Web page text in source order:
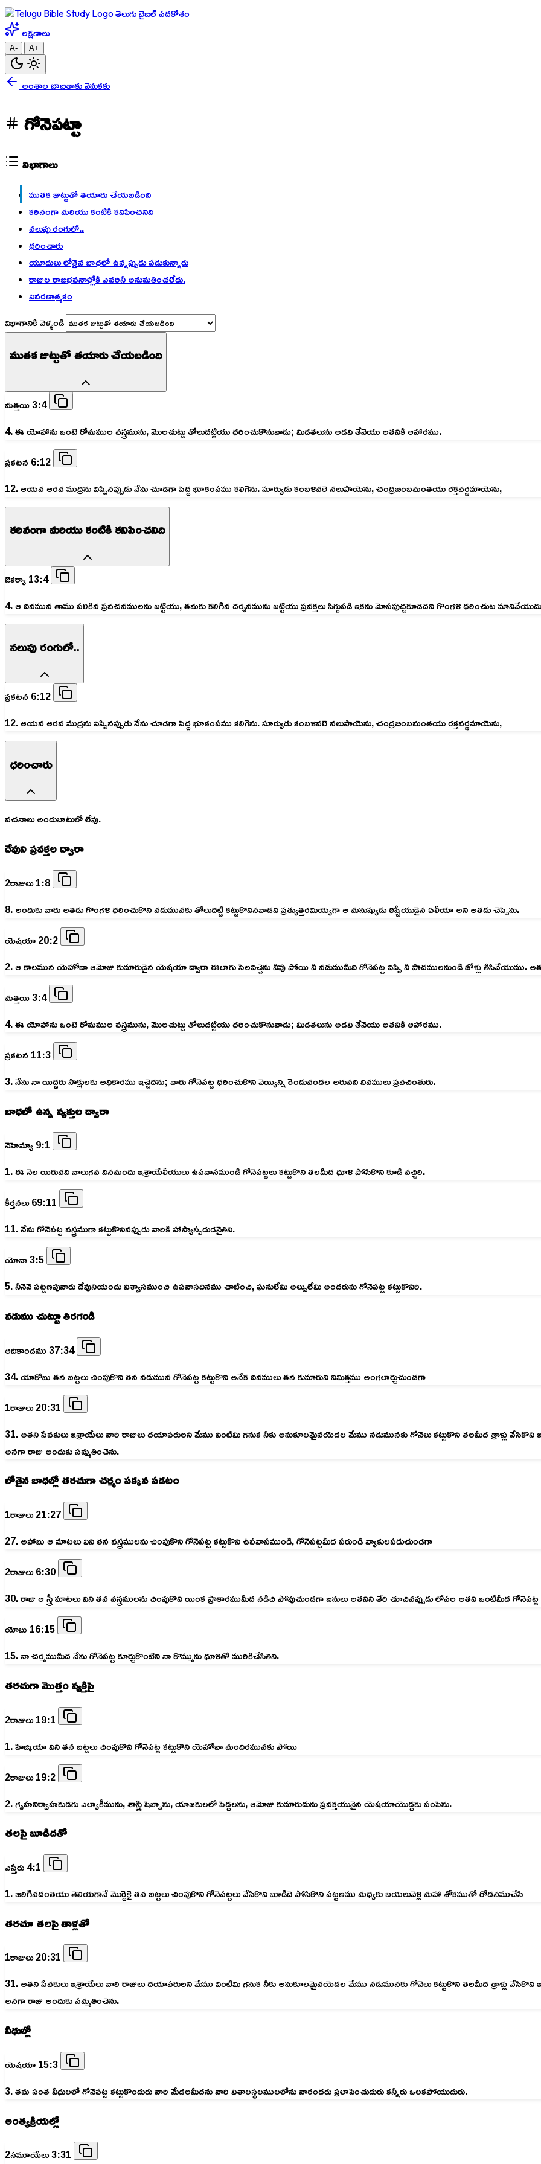
తెలుగు బైబిల్ పదకోశం
లక్షణాలు
A- A+
అంశాల జాబితాకు వెనుకకు
గోనెపట్టా
విభాగాలు
ముతక జుట్టుతో తయారు చేయబడింది
కఠినంగా మరియు కంటికి కనిపించనిది
నలుపు రంగులో..
ధరించారు
యూదులు లోతైన బాధలో ఉన్నప్పుడు పడుకున్నారు
రాజుల రాజభవనాల్లోకి ఎవరినీ అనుమతించలేదు.
వివరణాత్మకం
విభాగానికి వెళ్ళండి
ముతక జుట్టుతో తయారు చేయబడింది
మత్తయి 3:4
4. ఈ యోహాను ఒంటె రోమముల వస్త్రమును, మొలచుట్టు తోలుదట్టియు ధరించుకొనువాడు; మిడతలును అడవి తేనెయు అతనికి ఆహారము.
ప్రకటన 6:12
12. ఆయన ఆరవ ముద్రను విప్పినప్పుడు నేను చూడగా పెద్ద భూకంపము కలిగెను. సూర్యుడు కంబళివలె నలుపాయెను, చంద్రబింబమంతయు రక్తవర్ణమాయెను,
కఠినంగా మరియు కంటికి కనిపించనిది
జెకర్యా 13:4
4. ఆ దినమున తాము పలికిన ప్రవచనములను బట్టియు, తమకు కలిగిన దర్శనమును బట్టియు ప్రవక్తలు సిగ్గుపడి ఇకను మోసపుచ్చకూడదని గొంగళి ధరించుట
నలుపు రంగులో..
ప్రకటన 6:12
12. ఆయన ఆరవ ముద్రను విప్పినప్పుడు నేను చూడగా పెద్ద భూకంపము కలిగెను. సూర్యుడు కంబళివలె నలుపాయెను, చంద్రబింబమంతయు రక్తవర్ణమాయెను,
ధరించారు
వచనాలు అందుబాటులో లేవు.
దేవుని ప్రవక్తల ద్వారా
2రాజులు 1:8
8. అందుకు వారు అతడు గొంగళి ధరించుకొని నడుమునకు తోలుదట్టి కట్టుకొనినవాడని ప్రత్యుత్తరమియ్యగా ఆ మనుష్యుడు తిష్బీయుడైన ఏలీయా అని అతడు చెప్పెను.
యెషయా 20:2
2. ఆ కాలమున యెహోవా ఆమోజు కుమారుడైన యెషయా ద్వారా ఈలాగు సెలవిచ్చెను నీవు పోయి నీ నడుముమీది గోనెపట్ట విప్పి నీ పాదములనుండి జోళ్లు తీసివేయుము.
మత్తయి 3:4
4. ఈ యోహాను ఒంటె రోమముల వస్త్రమును, మొలచుట్టు తోలుదట్టియు ధరించుకొనువాడు; మిడతలును అడవి తేనెయు అతనికి ఆహారము.
ప్రకటన 11:3
3. నేను నా యిద్దరు సాక్షులకు అధికారము ఇచ్చెదను; వారు గోనెపట్ట ధరించుకొని వెయ్యిన్ని రెండువందల అరువది దినములు ప్రవచింతురు.
బాధలో ఉన్న వ్యక్తుల ద్వారా
నెహెమ్యా 9:1
1. ఈ నెల యిరువది నాలుగవ దినమందు ఇశ్రాయేలీయులు ఉపవాసముండి గోనెపట్టలు కట్టుకొని తలమీద ధూళి పోసికొని కూడి వచ్చిరి.
కీర్తనలు 69:11
11. నేను గోనెపట్ట వస్త్రముగా కట్టుకొనినప్పుడు వారికి హాస్యాస్పదుడనైతిని.
యోనా 3:5
5. నీనెవె పట్టణపువారు దేవునియందు విశ్వాసముంచి ఉపవాసదినము చాటించి, ఘనులేమి అల్పులేమి అందరును గోనెపట్ట కట్టుకొనిరి.
నడుము చుట్టూ తిరగండి
ఆదికాండము 37:34
34. యాకోబు తన బట్టలు చింపుకొని తన నడుమున గోనెపట్ట కట్టుకొని అనేక దినములు తన కుమారుని నిమిత్తము అంగలార్చుచుండగా
1రాజులు 20:31
31. అతని సేవకులు ఇశ్రాయేలు వారి రాజులు దయాపరులని మేము వింటిమి గనుక నీకు అనుకూలమైనయెడల మేము నడుమునకు గోనెలు కట్టుకొని తలమీద త్రాళ్లు వేసికొని
అనగా రాజు అందుకు సమ్మతించెను.
లోతైన బాధల్లో తరచుగా చర్మం పక్కన పడటం
1రాజులు 21:27
27. అహాబు ఆ మాటలు విని తన వస్త్రములను చింపుకొని గోనెపట్ట కట్టుకొని ఉపవాసముండి, గోనెపట్టమీద పరుండి వ్యాకులపడుచుండగా
2రాజులు 6:30
30. రాజు ఆ స్త్రీ మాటలు విని తన వస్త్రములను చింపుకొని యింక ప్రాకారముమీద నడిచి పోవుచుండగా జనులు అతనిని తేరి చూచినప్పుడు లోపల అతని ఒంటిమీద గోనెపట్ట
యోబు 16:15
15. నా చర్మముమీద నేను గోనెపట్ట కూర్చుకొంటిని నా కొమ్మును ధూళితో మురికిచేసితిని.
తరచుగా మొత్తం వ్యక్తిపై
2రాజులు 19:1
1. హిజ్కియా విని తన బట్టలు చింపుకొని గోనెపట్ట కట్టుకొని యెహోవా మందిరమునకు పోయి
2రాజులు 19:2
2. గృహనిర్వాహకుడగు ఎల్యాకీమును, శాస్త్రి షెబ్నాను, యాజకులలో పెద్దలను, ఆమోజు కుమారుడును ప్రవక్తయునైన యెషయాయొద్దకు పంపెను.
తలపై బూడిదతో
ఎస్తేరు 4:1
1. జరిగినదంతయు తెలియగానే మొర్దెకై తన బట్టలు చింపుకొని గోనెపట్టలు వేసికొని బూడిదె పోసికొని పట్టణము మధ్యకు బయలువెళ్లి మహా శోకముతో రోదనముచేసి
తరచూ తలపై తాళ్లతో
1రాజులు 20:31
31. అతని సేవకులు ఇశ్రాయేలు వారి రాజులు దయాపరులని మేము వింటిమి గనుక నీకు అనుకూలమైనయెడల మేము నడుమునకు గోనెలు కట్టుకొని తలమీద త్రాళ్లు వేసికొని
అనగా రాజు అందుకు సమ్మతించెను.
వీధుల్లో
యెషయా 15:3
3. తమ సంత వీధులలో గోనెపట్ట కట్టుకొందురు వారి మేడలమీదను వారి విశాలస్థలములలోను వారందరు ప్రలాపించుదురు కన్నీరు ఒలకపోయుదురు.
అంత్యక్రియల్లో
2సమూయేలు 3:31